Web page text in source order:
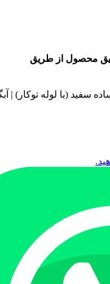
محصول از طریق
سفید (با لوله توکار)